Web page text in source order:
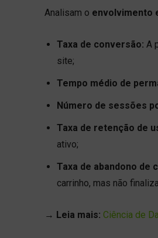
Analisam o envolvimento
Taxa de conversão: A
site;
Tempo médio de
Número de sessões
Taxa de retenção de
ativo;
Taxa de abandono de
carrinho, mas não
→ Leia mais: Ciência de